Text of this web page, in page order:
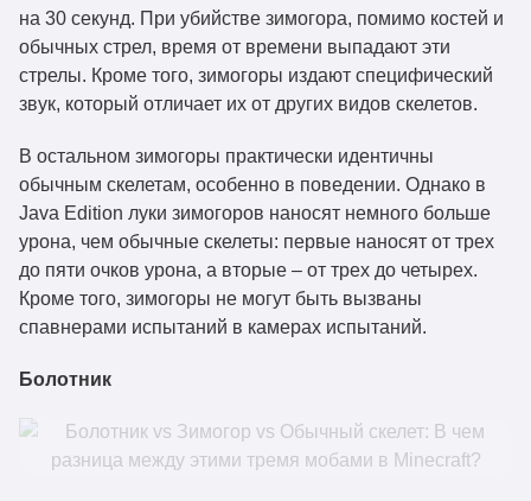
на 30 секунд. При убийстве зимогора, помимо костей и
обычных стрел, время от времени выпадают эти
стрелы. Кроме того, зимогоры издают специфический
звук, который отличает их от других видов скелетов.
В остальном зимогоры практически идентичны
обычным скелетам, особенно в поведении. Однако в
Java Edition луки зимогоров наносят немного больше
урона, чем обычные скелеты: первые наносят от трех
до пяти очков урона, а вторые – от трех до четырех.
Кроме того, зимогоры не могут быть вызваны
спавнерами испытаний в камерах испытаний.
Болотник